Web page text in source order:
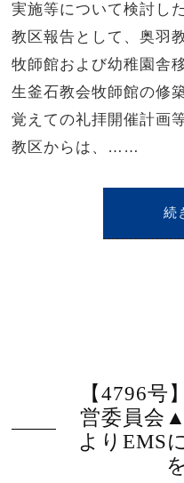
実施等について検討
教区報告として、奥羽
牧師館および幼稚園舎
生釜石教会牧師館の修
覚えての礼拝開催計
教区からは、……
続
【4796
営委員会
よりEMS